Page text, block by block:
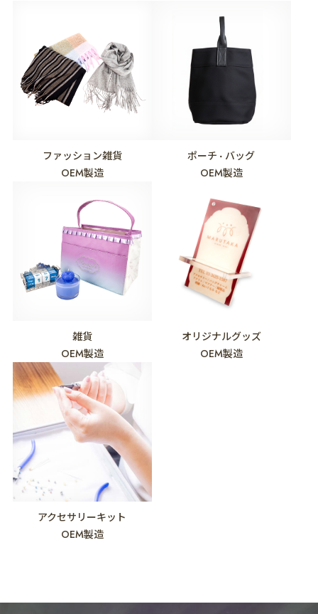
ファッション雑貨
OEM製造
ポーチ ・ バッグ
OEM製造
雑貨
OEM製造
オリジナルグッズ
OEM製造
アクセサリーキット
OEM製造